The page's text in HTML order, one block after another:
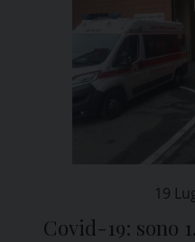
19
Covid-19: sono